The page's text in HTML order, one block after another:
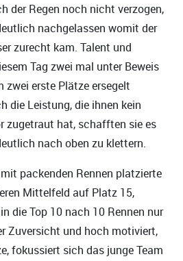
der Regen noch nicht verzogen,
nachgelassen womit der
zurecht kam. Talent und
Tag zwei mal unter Beweis
zwei erste Plätze ersegelt
die Leistung, die ihnen kein
zugetraut hat, schafften sie es
nach oben zu klettern.
packenden Rennen platzierte
Mittelfeld auf Platz 15,
die Top 10 nach 10 Rennen nur
Zuversicht und hoch motiviert,
fokussiert sich das junge Team